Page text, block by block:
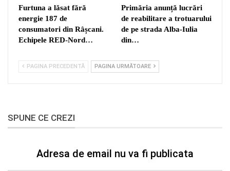
Furtuna a lăsat fără
energie 187 de
consumatori din Râșcani.
Echipele RED-Nord…
Primăria anunță lucrări
de reabilitare a trotuarului
de pe strada Alba-Iulia
din…
PAGINA PRECEDENTĂ PAGINA URMĂTOARE
SPUNE CE CREZI
Adresa de email nu va fi publicata